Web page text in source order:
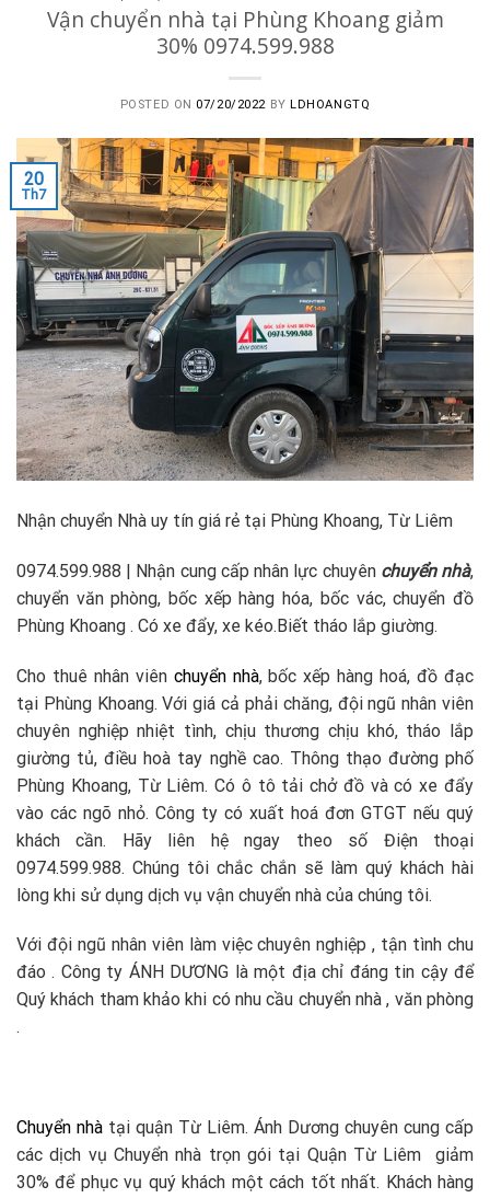
Vận chuyển nhà tại Phùng Khoang giảm
30% 0974.599.988
POSTED ON 07/20/2022 BYLDHOANGTQ
20
Th7
Nhận chuyển Nhà uy tín giá rẻ tại Phùng Khoang, Từ Liêm
0974.599.988 | Nhận cung cấp nhân lực chuyên chuyển nhà,
chuyển văn phòng, bốc xếp hàng hóa, bốc vác, chuyển đồ
Phùng Khoang . Có xe đẩy, xe kéo.Biết tháo lắp giường.
Cho thuê nhân viên chuyển nhà, bốc xếp hàng hoá, đồ đạc
tại Phùng Khoang. Với giá cả phải chăng, đội ngũ nhân viên
chuyên nghiệp nhiệt tình, chịu thương chịu khó, tháo lắp
giường tủ, điều hoà tay nghề cao. Thông thạo đường phố
Phùng Khoang, Từ Liêm. Có ô tô tải chở đồ và có xe đẩy
vào các ngõ nhỏ. Công ty có xuất hoá đơn GTGT nếu quý
khách cần. Hãy liên hệ ngay theo số Điện thoại
0974.599.988. Chúng tôi chắc chắn sẽ làm quý khách hài
lòng khi sử dụng dịch vụ vận chuyển nhà của chúng tôi.
Với đội ngũ nhân viên làm việc chuyên nghiệp , tận tình chu
đáo . Công ty ÁNH DƯƠNG là một địa chỉ đáng tin cậy để
Quý khách tham khảo khi có nhu cầu chuyển nhà , văn phòng
.
Chuyển nhà tại quận Từ Liêm. Ánh Dương chuyên cung cấp
các dịch vụ Chuyển nhà trọn gói tại Quận Từ Liêm giảm
30% để phục vụ quý khách một cách tốt nhất. Khách hàng